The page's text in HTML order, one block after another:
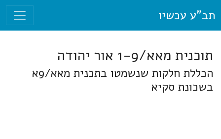
תב"ע עכשיו
תוכנית מאא/1-9 אור יהודה
הכללת חלקות שנשמטו בתכנית מאא/9א
בשכונת סקיא